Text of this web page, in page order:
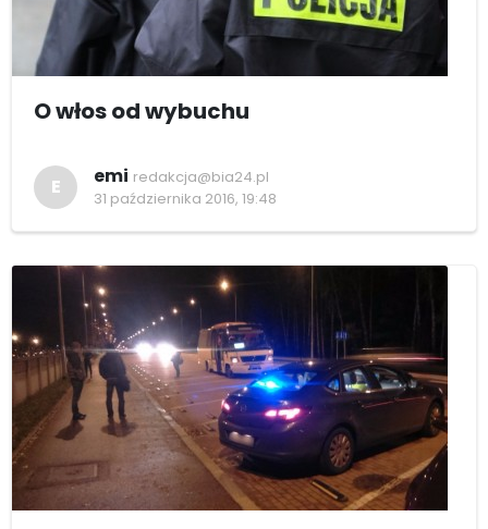
O włos od wybuchu
E emi redakcja@bia24.pl
31 października 2016, 19:48